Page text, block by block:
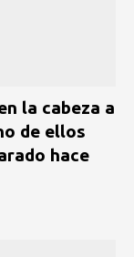
la cabeza a
de ellos
hace